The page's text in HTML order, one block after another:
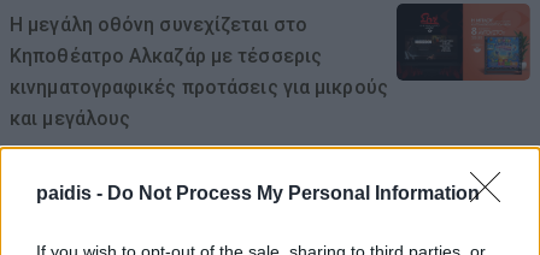
paidis - Do Not Process My Personal Information
If you wish to opt-out of the sale, sharing to third parties, or
Η μεγάλη οθόνη συνεχίζεται στο
Κηποθέατρο Αλκαζάρ με τέσσερις
κινηματογραφικές προτάσεις για μικρούς
και μεγάλους